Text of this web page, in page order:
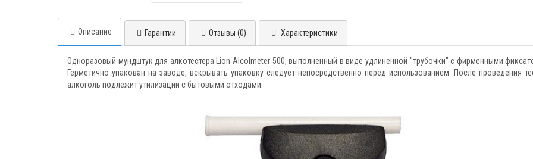
Описание
Гарантии Отзывы (0) Характеристики
Одноразовый мундштук для алкотестера Lion Alcolmeter 500, выполненный в виде удлиненной "трубочки" с фирменными
Герметично упакован на заводе, вскрывать упаковку следует непосредственно перед использованием. После проведения
алкоголь подлежит утилизации с бытовыми отходами.